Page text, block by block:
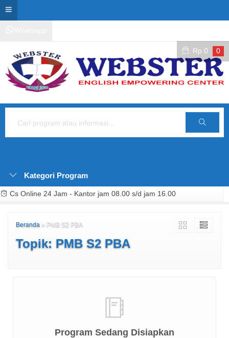
Rp 0 0
Cari
Kategori Program
Cs Online 24 Jam - Kantor jam 08.00 s/d jam 16.00
Beranda » PMB S2 PBA
Topik: PMB S2 PBA
Program Sedang Disiapkan